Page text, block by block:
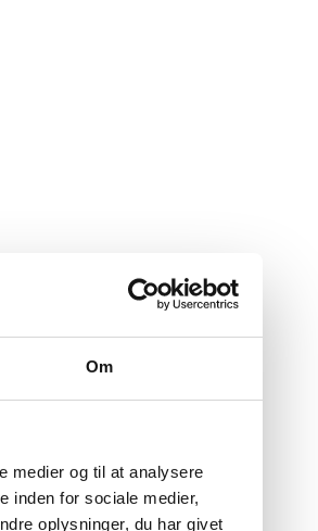
Om
medier og til at analysere
inden for sociale medier,
oplysninger, du har givet